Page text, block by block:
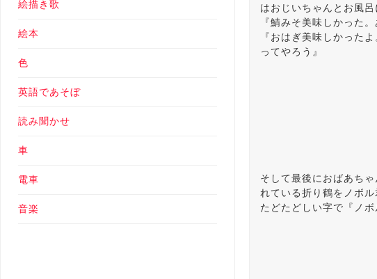
はおじいちゃんとお風呂
『鯖みそ美味しかった。
『おはぎ美味しかった
ってやろう』
そして最後におばあち
れている折り鶴をノボ
たどたどしい字で『ノ
絵描き歌
絵本
色
英語であそぼ
読み聞かせ
車
電車
音楽